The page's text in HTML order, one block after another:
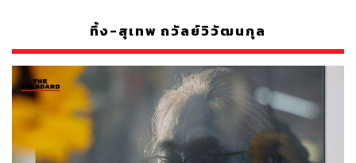
ทึ้ง-สุเทพ ถวัลย์วิวัฒนกุล